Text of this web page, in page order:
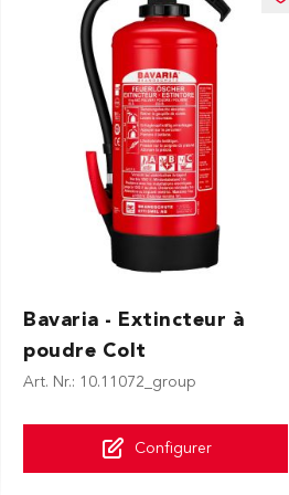
Bavaria - Extincteur à
poudre Colt
Art. Nr.: 10.11072_group
The price depends on the
Configurer